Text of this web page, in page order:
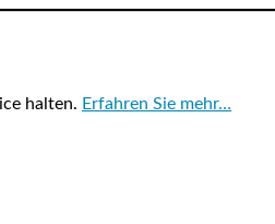
halten. Erfahren Sie mehr…